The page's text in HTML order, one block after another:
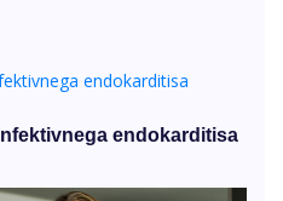
endokarditisa